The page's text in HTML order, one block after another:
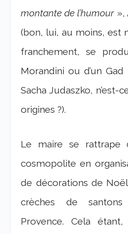
montante de l’humour »,
(bon, lui, au moins, est
franchement, se
Morandini ou d’un Gad
Sacha Judaszko, n’est-
origines ?).
Le maire se rattrape
cosmopolite en
de décorations de
crèches de
Provence. Cela